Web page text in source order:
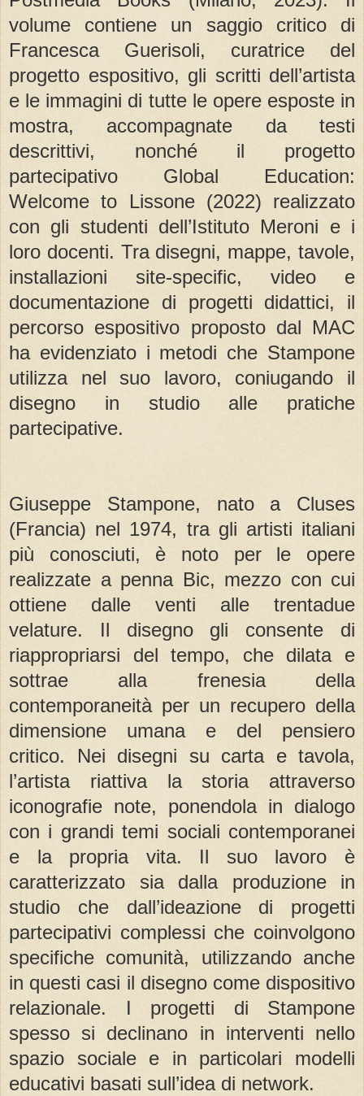
volume contiene un saggio critico di
Francesca Guerisoli, curatrice del
progetto espositivo, gli scritti dell’artista
e le immagini di tutte le opere esposte in
mostra, accompagnate da testi
descrittivi, nonché il progetto
partecipativo Global Education:
Welcome to Lissone (2022) realizzato
con gli studenti dell’Istituto Meroni e i
loro docenti. Tra disegni, mappe, tavole,
installazioni site-specific, video e
documentazione di progetti didattici, il
percorso espositivo proposto dal MAC
ha evidenziato i metodi che Stampone
utilizza nel suo lavoro, coniugando il
disegno in studio alle pratiche
partecipative.
Giuseppe Stampone, nato a Cluses
(Francia) nel 1974, tra gli artisti italiani
più conosciuti, è noto per le opere
realizzate a penna Bic, mezzo con cui
ottiene dalle venti alle trentadue
velature. Il disegno gli consente di
riappropriarsi del tempo, che dilata e
sottrae alla frenesia della
contemporaneità per un recupero della
dimensione umana e del pensiero
critico. Nei disegni su carta e tavola,
l’artista riattiva la storia attraverso
iconografie note, ponendola in dialogo
con i grandi temi sociali contemporanei
e la propria vita. Il suo lavoro è
caratterizzato sia dalla produzione in
studio che dall’ideazione di progetti
partecipativi complessi che coinvolgono
specifiche comunità, utilizzando anche
in questi casi il disegno come dispositivo
relazionale. I progetti di Stampone
spesso si declinano in interventi nello
spazio sociale e in particolari modelli
educativi basati sull’idea di network.